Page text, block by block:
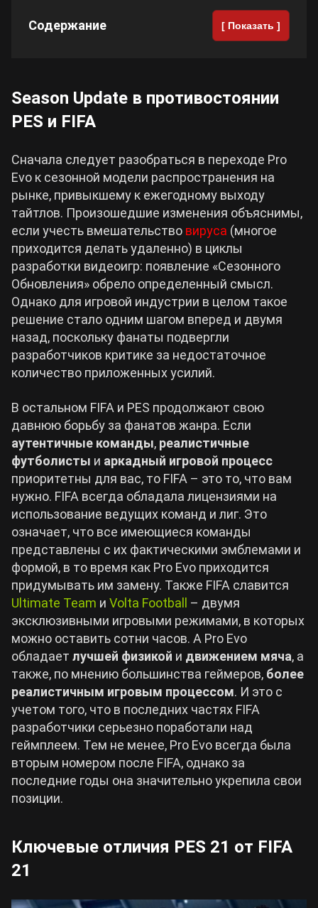
Содержание [ Показать ]
Season Update в противостоянии
PES и FIFA
Сначала следует разобраться в переходе Pro
Evo к сезонной модели распространения на
рынке, привыкшему к ежегодному выходу
тайтлов. Произошедшие изменения объяснимы,
если учесть вмешательство вируса (многое
приходится делать удаленно) в циклы
разработки видеоигр: появление «Сезонного
Обновления» обрело определенный смысл.
Однако для игровой индустрии в целом такое
решение стало одним шагом вперед и двумя
назад, поскольку фанаты подвергли
разработчиков критике за недостаточное
количество приложенных усилий.
В остальном FIFA и PES продолжают свою
давнюю борьбу за фанатов жанра. Если
аутентичные команды, реалистичные
футболисты и аркадный игровой процесс
приоритетны для вас, то FIFA – это то, что вам
нужно. FIFA всегда обладала лицензиями на
использование ведущих команд и лиг. Это
означает, что все имеющиеся команды
представлены с их фактическими эмблемами и
формой, в то время как Pro Evo приходится
придумывать им замену. Также FIFA славится
Ultimate Team и Volta Football – двумя
эксклюзивными игровыми режимами, в которых
можно оставить сотни часов. А Pro Evo
обладает лучшей физикой и движением мяча, а
также, по мнению большинства геймеров, более
реалистичным игровым процессом. И это с
учетом того, что в последних частях FIFA
разработчики серьезно поработали над
геймплеем. Тем не менее, Pro Evo всегда была
вторым номером после FIFA, однако за
последние годы она значительно укрепила свои
позиции.
Ключевые отличия PES 21 от FIFA
21